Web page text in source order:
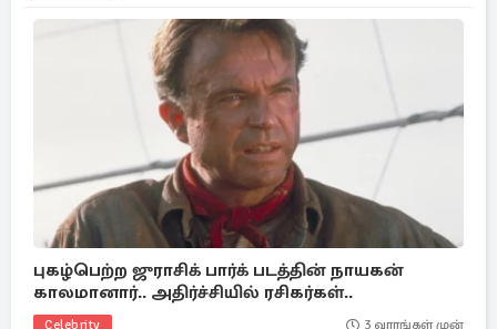
புகழ்பெற்ற ஜுராசிக் பார்க் படத்தின் நாயகன்
காலமானார்.. அதிர்ச்சியில் ரசிகர்கள்..
Celebrity 3 வாரங்கள் முன்